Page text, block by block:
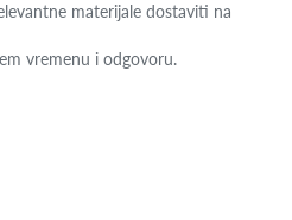
materijale dostaviti na
vremenu i odgovoru.